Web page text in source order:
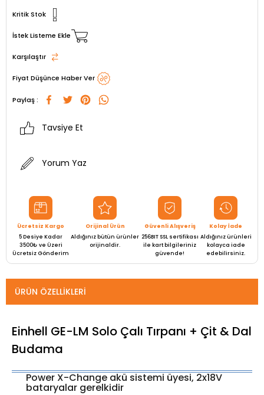
Kritik Stok
İstek Listeme Ekle
Karşılaştır
Fiyat Düşünce Haber Ver
Paylaş :
Tavsiye Et
Yorum Yaz
Ücretsiz Kargo
5 Desiye Kadar
3500₺ ve Üzeri
Ücretsiz Gönderim
Orijinal Ürün
Aldığınız bütün ürünler
orijinaldir.
Güvenli Alışveriş
256BIT SSL sertifikası
ile kart bilgileriniz
güvende!
Kolay İade
Aldığınız ürünleri
kolayca iade
edebilirsiniz.
ÜRÜN ÖZELLIKLERI
Einhell GE-LM Solo Çalı Tırpanı + Çit & Dal
Budama
Power X-Change akü sistemi üyesi, 2x18V
bataryalar gerelkidir